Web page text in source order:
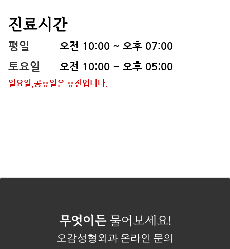
진료시간
평일 오전 10:00 ~ 오후 07:00
토요일 오전 10:00 ~ 오후 05:00
일요일,공휴일은 휴진입니다.
무엇이든물어보세요!
오감성형외과 온라인 문의